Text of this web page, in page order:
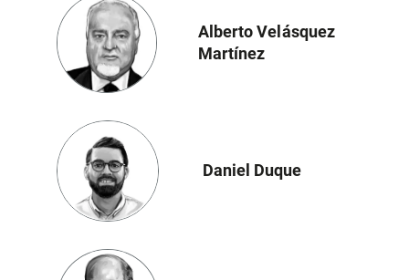
Alberto Velásquez
Martínez
Daniel Duque